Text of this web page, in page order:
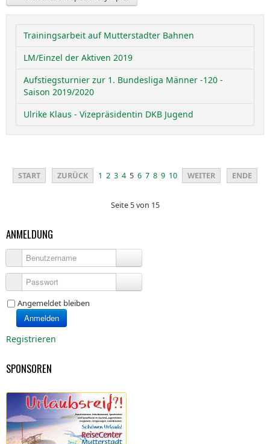
Trainingsarbeit auf Mutterstadter Bahnen
LM/Einzel der Aktiven 2019
Aufstiegsturnier zur 1. Bundesliga Männer -120 -
Saison 2019/2020
Ulrike Klaus - Vizepräsidentin DKB Jugend
START ZURÜCK 1 2 3 4 5 6 7 8 9 10 WEITER ENDE
Seite 5 von 15
ANMELDUNG
Benutzername
Passwort
Angemeldet bleiben
Anmelden
Registrieren
SPONSOREN